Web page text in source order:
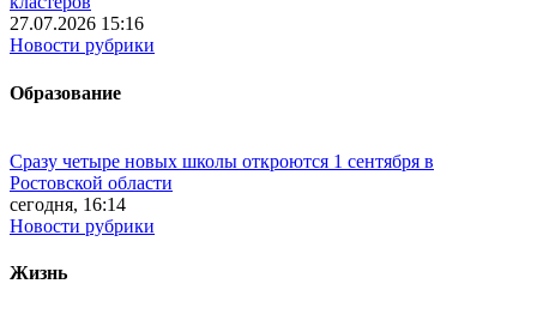
27.07.2026 15:16
Новости рубрики
Образование
Сразу четыре новых школы откроются 1 сентября в
Ростовской области
сегодня, 16:14
Новости рубрики
Жизнь